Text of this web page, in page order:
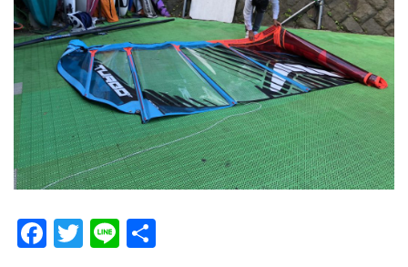
Facebook
Twitter
Line